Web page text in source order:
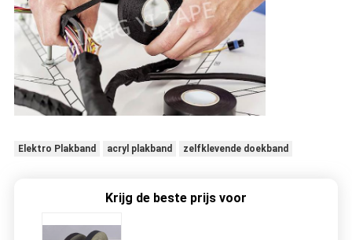
Elektro Plakband acryl plakband zelfklevende doekband
Krijg de beste prijs voor